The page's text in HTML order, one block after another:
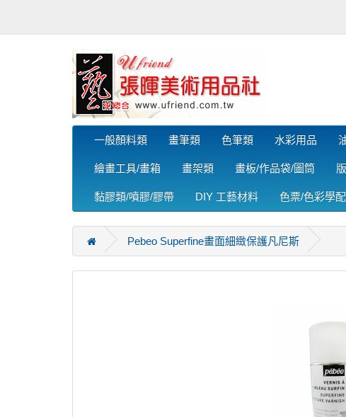
一般顏料類 畫筆類 色筆類 水彩用品
繪畫工具/畫箱 畫架類 畫板/作品袋/圖筒
黏膠類/噴膠/膠帶 DIY 工藝材料 色票/色彩學
Pebeo Superfine畫面細緻保護凡尼斯